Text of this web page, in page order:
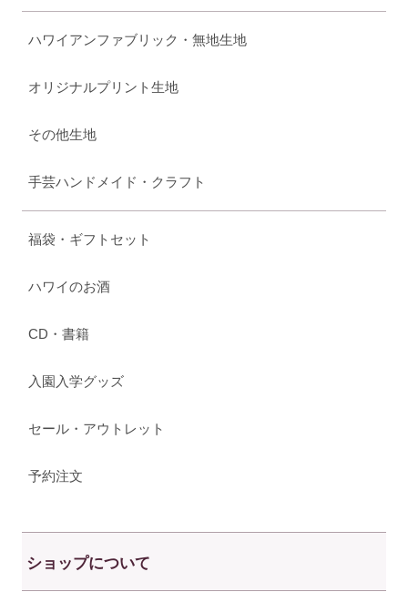
ハワイアンファブリック・無地生地
オリジナルプリント生地
その他生地
手芸ハンドメイド・クラフト
福袋・ギフトセット
ハワイのお酒
CD・書籍
入園入学グッズ
セール・アウトレット
予約注文
ショップについて